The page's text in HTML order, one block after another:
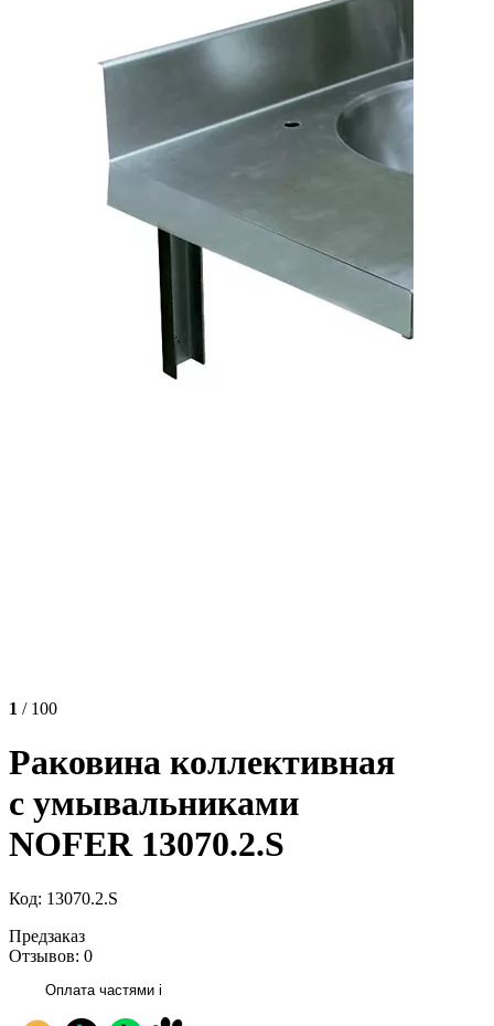
1 / 100
Раковина коллективная
с умывальниками
NOFER 13070.2.S
Код: 13070.2.S
Предзаказ
Отзывов: 0
Оплата частями i